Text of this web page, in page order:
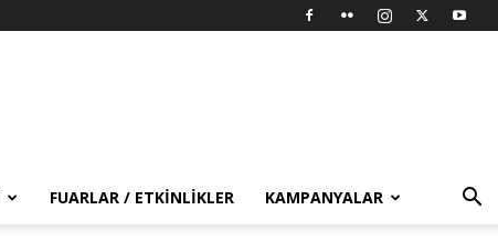
FUARLAR / ETKINLIKLER KAMPANYALAR